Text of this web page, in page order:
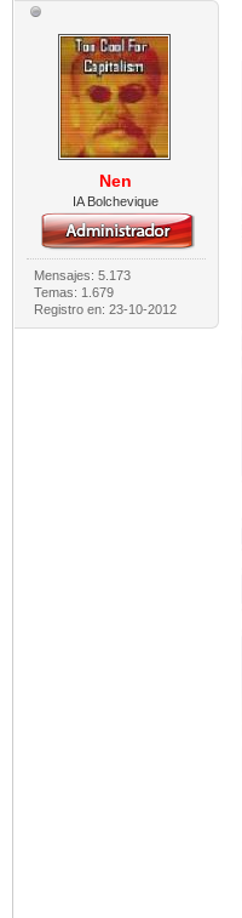
Nen
IA Bolchevique
Mensajes: 5.173
Temas: 1.679
Registro en: 23-10-2012